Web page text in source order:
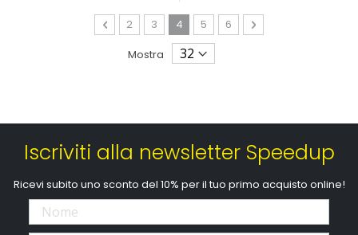
Pagina
Pagina
Precedente
Pagina
2 Pagina
3 Attualmente stai leggendo la
4 Pagina
5 Pagina
6 Pagina
Avanti
Mostra
Iscriviti alla newsletter Speedup
Ricevi subito uno sconto del 10% per il tuo primo acquisto online!